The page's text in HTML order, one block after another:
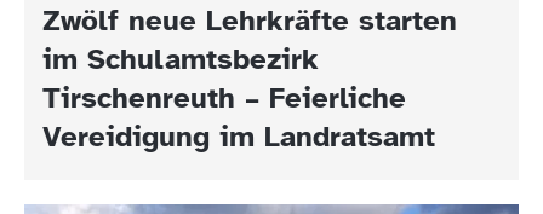
Zwölf neue Lehrkräfte starten
im Schulamtsbezirk
Tirschenreuth – Feierliche
Vereidigung im Landratsamt